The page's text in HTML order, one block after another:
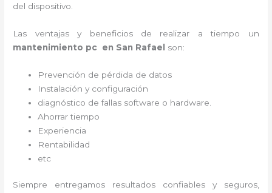
del dispositivo.
Las ventajas y beneficios de realizar a tiempo un
mantenimiento pc en San Rafael son:
Prevención de pérdida de datos
Instalación y configuración
diagnóstico de fallas software o hardware
Ahorrar tiempo
Experiencia
Rentabilidad
etc
Siempre entregamos resultados confiables y seguros,